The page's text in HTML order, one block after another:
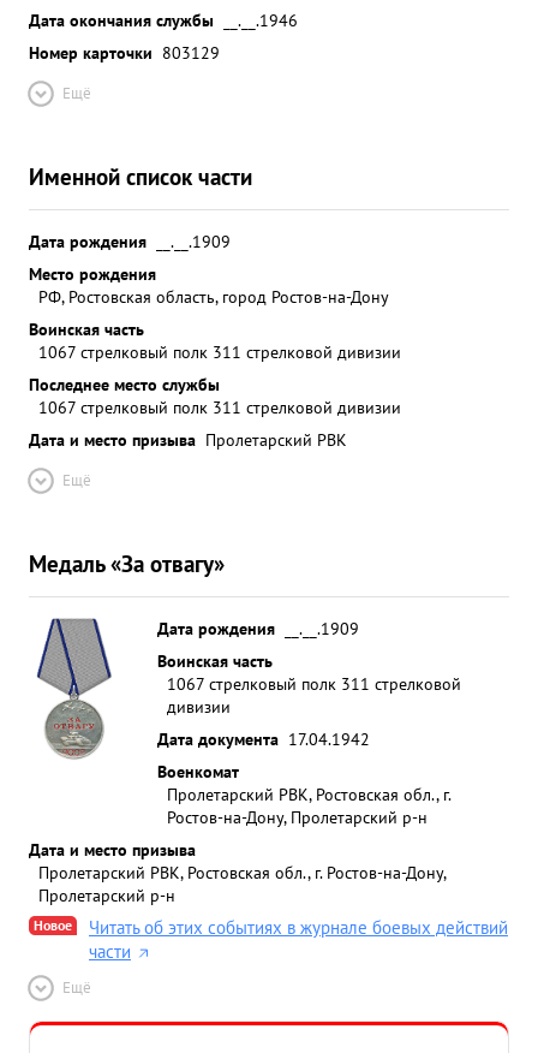
Дата окончания службы
__.__.1946
Номер карточки 803129
Ещё
Именной список части
Дата рождения
__.__.1909
Место рождения
РФ, Ростовская область, город Ростов-на-Дону
Воинская часть
1067 стрелковый полк 311 стрелковой дивизии
Последнее место службы
1067 стрелковый полк 311 стрелковой дивизии
Дата и место призыва Пролетарский РВК
Ещё
Медаль «За отвагу»
Дата рождения
__.__.1909
Воинская часть
1067 стрелковый полк 311 стрелковой
дивизии
Дата документа 17.04.1942
Военкомат
Пролетарский РВК, Ростовская обл., г.
Ростов-на-Дону, Пролетарский р-н
Дата и место призыва
Пролетарский РВК, Ростовская обл., г. Ростов-на-Дону,
Пролетарский р-н
Новое
Читать об этих событиях в журнале боевых действий
части
Ещё